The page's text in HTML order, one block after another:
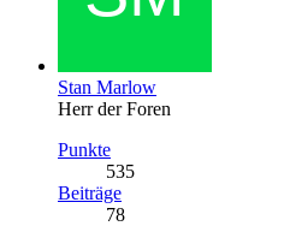
Stan Marlow
Herr der Foren
Punkte
535
Beiträge
78